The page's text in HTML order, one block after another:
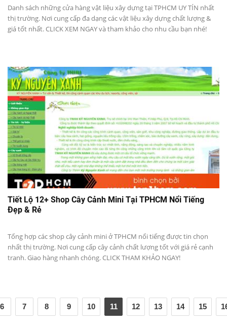
Danh sách những cửa hàng vật liệu xây dựng tại TPHCM UY TÍN nhất
thị trường. Nơi cung cấp đa dạng các vật liệu xây dựng chất lượng &
giá tốt nhất. CLICK XEM NGAY và tham khảo cho nhu cầu bạn nhé!
Tiết Lộ 12+ Shop Cây Cảnh Mini Tại TPHCM Nổi Tiếng
Đẹp & Rẻ
Tổng hợp các shop cây cảnh mini ở TPHCM nổi tiếng được tin chọn
nhất thị trường. Nơi cung cấp cây cảnh chất lượng tốt với giá rẻ cạnh
tranh. Giao hàng nhanh chóng. CLICK THAM KHẢO NGAY!
6 7 8 9 10 11 12 13 14 15